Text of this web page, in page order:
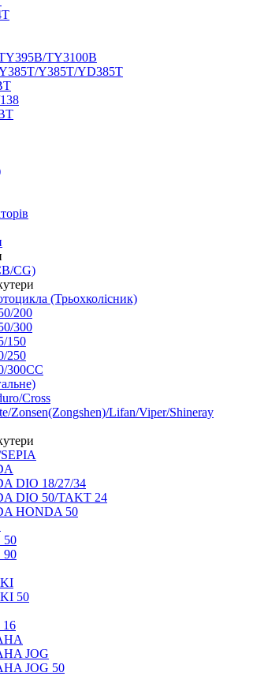
TY3100В
Y385T/YD385T
CG)
(Трьохколісник)
200
300
150
250
300СС
Cross
Zonsen(Zongshen)/Lifan/Viper/Shineray
DIO 18/27/34
DIO 50/TAKT 24
HONDA 50
50
90
50
16
JOG
JOG 50